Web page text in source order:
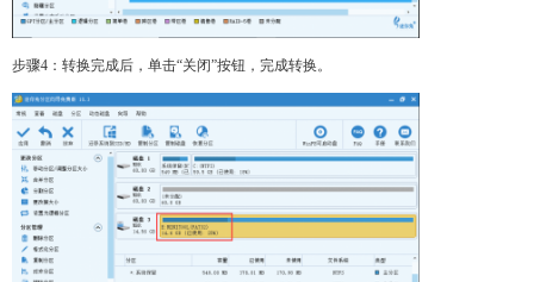
步骤4：转换完成后，单击“关闭”按钮，完成转换。